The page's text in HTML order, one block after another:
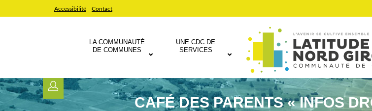
Accessibilité Contact
LA COMMUNAUTÉ
DE COMMUNES
UNE CDC DE
SERVICES
CAFÉ DES PARENTS « INFOS